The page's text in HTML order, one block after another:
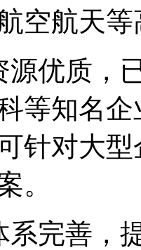
空航天
源优质，
等知名
针对大
。
系完善，